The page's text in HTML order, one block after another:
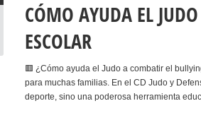
CÓMO AYUDA EL
ESCOLAR
🟥 ¿Cómo ayuda el Judo a combatir el
para muchas familias. En el CD Judo y
deporte, sino una poderosa herramienta